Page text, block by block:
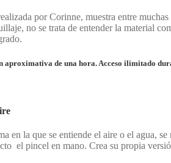
por Corinne, muestra entre
no se trata de entender la material
aproximativa de una hora. Acceso ilimitado
en la que se entiende el aire o el agua,
el pincel en mano. Crea su propia